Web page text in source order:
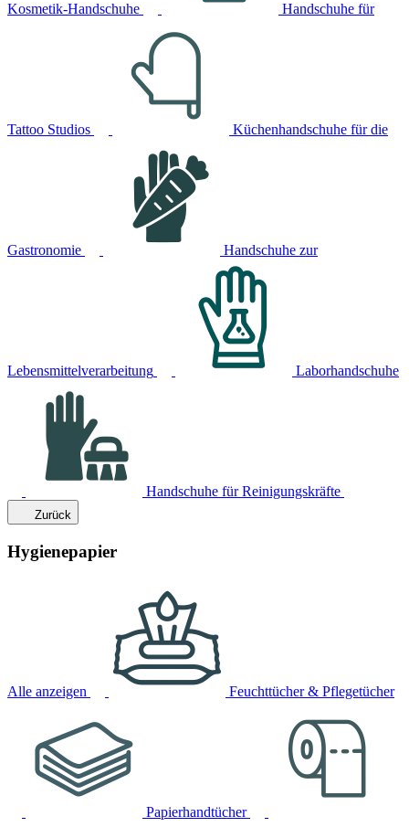
Kosmetik-Handschuhe Handschuhe für
Tattoo Studios Küchenhandschuhe für die
Gastronomie Handschuhe zur
Lebensmittelverarbeitung Laborhandschuhe
Handschuhe für Reinigungskräfte
Zurück
Hygienepapier
Alle anzeigen Feuchttücher & Pflegetücher
Papierhandtücher